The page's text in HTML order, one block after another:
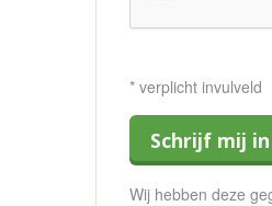
* verplicht invulveld
Schrijf mij in
Wij hebben deze